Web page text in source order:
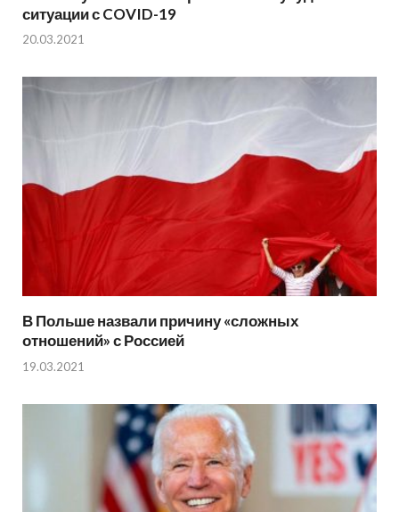
ситуации с COVID-19
20.03.2021
В Польше назвали причину «сложных
отношений» с Россией
19.03.2021